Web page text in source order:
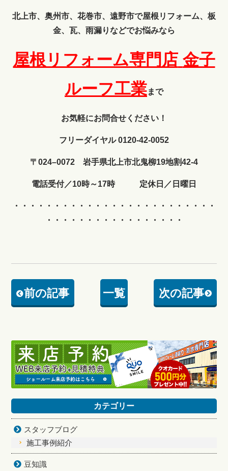
北上市、奥州市、花巻市、遠野市で屋根リフォーム、板
金、瓦、雨漏りなどでお悩みなら
屋根リフォーム専門店 金子
ルーフ工業まで
お気軽にお問合せください！
フリーダイヤル 0120-42-0052
〒024–0072 岩手県北上市北鬼柳19地割42-4
電話受付／10時～17時 定休日／日曜日
・・・・・・・・・・・・
・・・・・・・・・・・・・
・・・・・・・・・・・・・・・・・
前の記事 一覧 次の記事
カテゴリー
スタッフブログ
施工事例紹介
豆知識